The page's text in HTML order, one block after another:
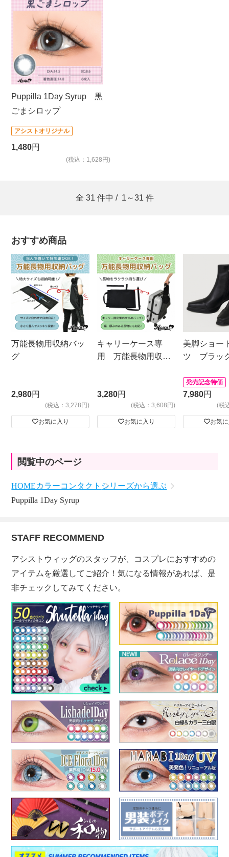
Puppilla 1Day Syrup 黒
ごまシロップ
アシストオリジナル
1,480円
(税込：1,628円)
全 31 件中 / 1～31 件
おすすめ商品
万能長物用収納バッ
グ
2,980円
(税込：3,278円)
お気に入り
キャリーケース専
用 万能長物用収納
3,280円
(税込：3,608円)
お気に入り
美脚ショー
ツ ブラッ
発売記念特価
7,980円
(税
お気
閲覧中のページ
HOMEカラーコンタクト シリーズから選ぶ
Puppilla 1Day Syrup
STAFF RECOMMEND
アシストウィッグのスタッフが、コスプレにおすすめの
アイテムを厳選してご紹介！気になる情報があれば、是
非チェックしてみてください。